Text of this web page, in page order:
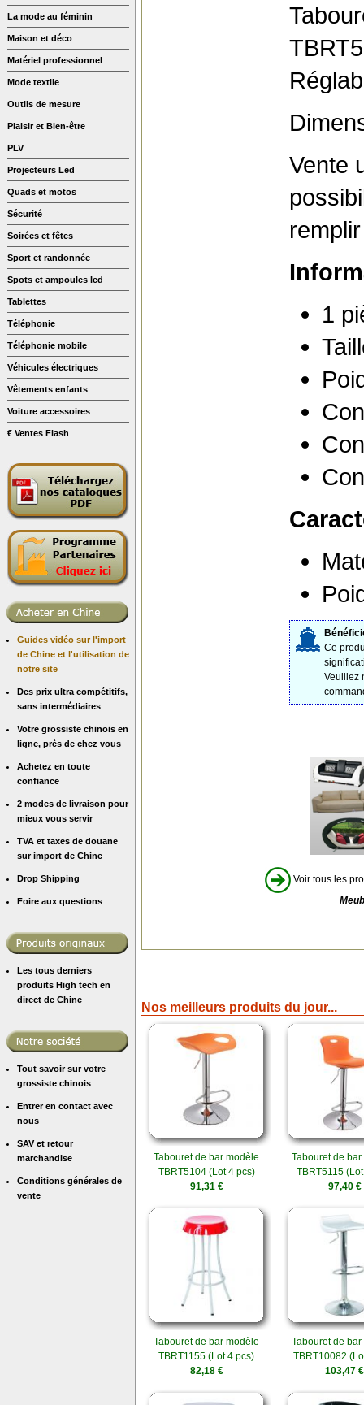
La mode au féminin
Maison et déco
Matériel professionnel
Mode textile
Outils de mesure
Plaisir et Bien-être
PLV
Projecteurs Led
Quads et motos
Sécurité
Soirées et fêtes
Sport et randonnée
Spots et ampoules led
Tablettes
Téléphonie
Téléphonie mobile
Véhicules électriques
Vêtements enfants
Voiture accessoires
€ Ventes Flash
Guides vidéo sur l'import
de Chine et l'utilisation de
notre site
Des prix ultra compétitifs,
sans intermédiaires
Votre grossiste chinois en
ligne, près de chez vous
Achetez en toute
confiance
2 modes de livraison pour
mieux vous servir
TVA et taxes de douane
sur import de Chine
Drop Shipping
Foire aux questions
Les tous derniers
produits High tech en
direct de Chine
Tout savoir sur votre
grossiste chinois
Entrer en contact avec
nous
SAV et retour
marchandise
Conditions générales de
vente
Vente
1
Ce
Veuillez
Voir tous les
Nos meilleurs produits du jour...
Tabouret de bar modèle
TBRT5104 (Lot 4 pcs)
91,31 €
Tabouret de
TBRT5115
97,40 €
Tabouret de bar modèle
TBRT1155 (Lot 4 pcs)
82,18 €
Tabouret de
TBRT10082
103,47 €